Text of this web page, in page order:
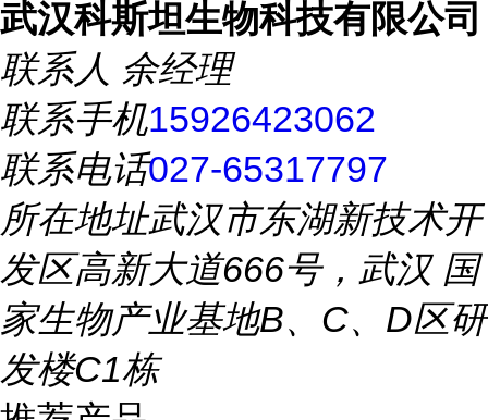
武汉科斯坦生物科技有限公司
联系人 余经理
联系手机15926423062
联系电话027-65317797
所在地址武汉市东湖新技术开
发区高新大道666号，武汉 国
家生物产业基地B、C、D区研
发楼C1栋